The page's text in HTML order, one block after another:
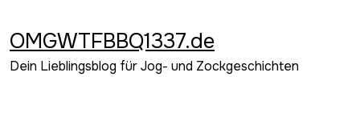
springen
OMGWTFBBQ1337.de
Dein Lieblingsblog für Jog- und Zockgeschichten